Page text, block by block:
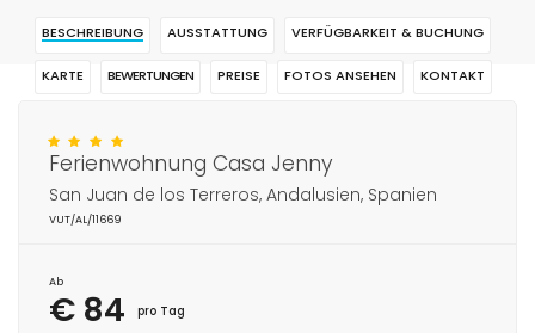
BESCHREIBUNG AUSSTATTUNG VERFÜGBARKEIT & BUCHUNG
KARTE BEWERTUNGEN PREISE FOTOS ANSEHEN KONTAKT
Ferienwohnung Casa Jenny
San Juan de los Terreros, Andalusien, Spanien
VUT/AL/11669
Ab
€ 84 pro Tag